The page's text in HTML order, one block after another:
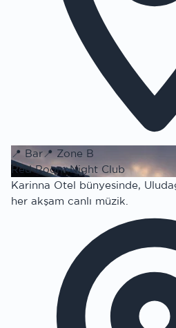
📍 Bar📍 Zone B
Red Room Night Club
Karinna Otel bünyesinde,
her akşam canlı müzik.